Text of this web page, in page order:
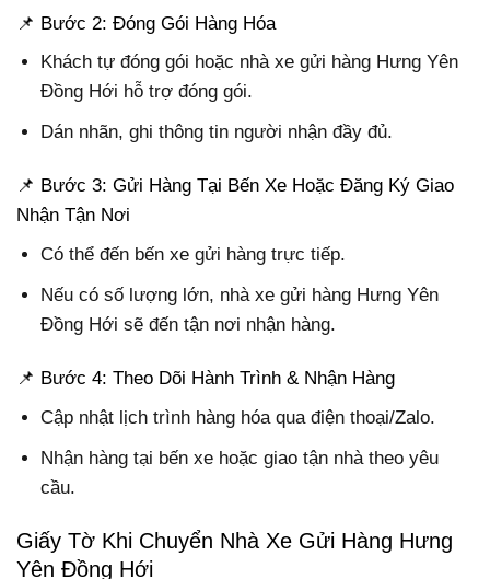
📌 Bước 2: Đóng Gói Hàng Hóa
Khách tự đóng gói hoặc nhà xe gửi hàng Hưng Yên
Đồng Hới hỗ trợ đóng gói.
Dán nhãn, ghi thông tin người nhận đầy đủ.
📌 Bước 3: Gửi Hàng Tại Bến Xe Hoặc Đăng Ký Giao
Nhận Tận Nơi
Có thể đến bến xe gửi hàng trực tiếp.
Nếu có số lượng lớn, nhà xe gửi hàng Hưng Yên
Đồng Hới sẽ đến tận nơi nhận hàng.
📌 Bước 4: Theo Dõi Hành Trình & Nhận Hàng
Cập nhật lịch trình hàng hóa qua điện thoại/Zalo.
Nhận hàng tại bến xe hoặc giao tận nhà theo yêu
cầu.
Giấy Tờ Khi Chuyển Nhà Xe Gửi Hàng Hưng
Yên Đồng Hới